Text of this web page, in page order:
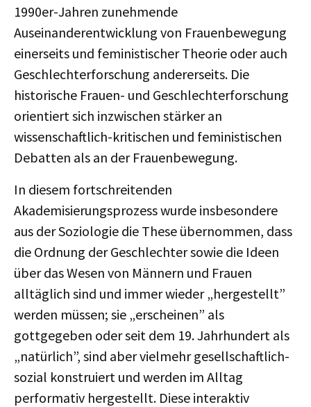
1990er-Jahren zunehmende
Auseinanderentwicklung von Frauenbewegung
einerseits und feministischer Theorie oder auch
Geschlechterforschung andererseits. Die
historische Frauen- und Geschlechterforschung
orientiert sich inzwischen stärker an
wissenschaftlich-kritischen und feministischen
Debatten als an der Frauenbewegung.
In diesem fortschreitenden
Akademisierungsprozess wurde insbesondere
aus der Soziologie die These übernommen, dass
die Ordnung der Geschlechter sowie die Ideen
über das Wesen von Männern und Frauen
alltäglich sind und immer wieder „hergestellt”
werden müssen; sie „erscheinen” als
gottgegeben oder seit dem 19. Jahrhundert als
„natürlich”, sind aber vielmehr gesellschaftlich-
sozial konstruiert und werden im Alltag
performativ hergestellt. Diese interaktiv